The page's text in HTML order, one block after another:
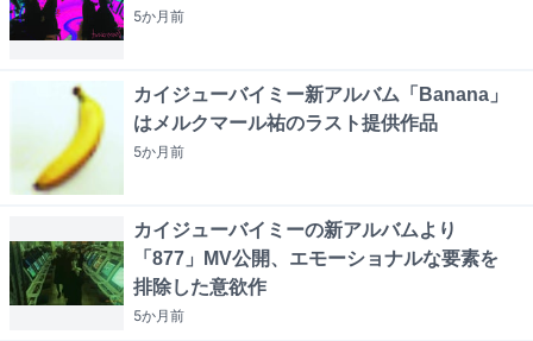
5か月前
カイジューバイミー新アルバム「Banana」
はメルクマール祐のラスト提供作品
5か月前
カイジューバイミーの新アルバムより
「877」MV公開、エモーショナルな要素を
排除した意欲作
5か月前